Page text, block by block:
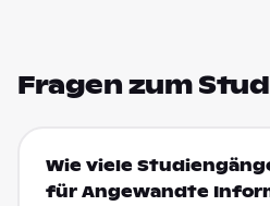
Fragen zum
Wie viele
für Angewandte